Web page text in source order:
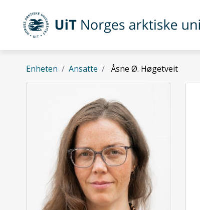
Gå til hovedinnhold
UiT Norges arktiske universitet
Enheten Ansatte Åsne Ø. Høgetveit